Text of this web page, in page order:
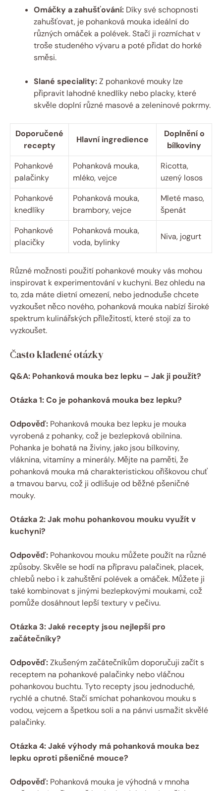
Omáčky a zahušťování: Díky své schopnosti
zahušťovat, je pohanková mouka ideální⁤ do⁤
různých omáček a polévek. Stačí‍ ji rozmíchat v
troše ⁤studeného vývaru a poté přidat do horké
směsi.
Slané ‍speciality:Z pohankové ‌mouky lze
připravit⁢ lahodné knedlíky nebo⁤ placky, které
skvěle doplní různé masové ⁤a‌ zeleninové pokrmy.
Doporučené
recepty
Hlavní ingredience
Doplnění o
bílkoviny
Pohankové
palačinky
Pohanková mouka,
mléko, vejce
Ricotta,
uzený losos
Pohankové
⁢knedlíky
Pohanková mouka,
brambory, vejce
Mleté maso,
špenát
Pohankové‌
placičky
Pohanková mouka,
voda, bylinky
Niva, jogurt
Různé možnosti použití pohankové mouky vás mohou
inspirovat k experimentování v kuchyni. Bez ⁤ohledu na
to, zda máte dietní‍ omezení, nebo jednoduše chcete
vyzkoušet něco nového, pohanková mouka nabízí široké
spektrum ⁢kulinářských příležitostí,‍ které stojí za to
vyzkoušet.
Často⁢ kladené otázky
Q&A: ‌Pohanková mouka ​bez lepku – Jak ji použít?
Otázka 1: Co ⁣je pohanková mouka​ bez lepku?
Odpověď: Pohanková mouka bez lepku je mouka
vyrobená z pohanky, což je bezlepková obilnina.
Pohanka je bohatá na živiny,⁣ jako jsou bílkoviny,
vláknina, vitamíny a minerály.‌ Mějte na paměti, že⁤
pohanková mouka má charakteristickou oříškovou chuť
a tmavou barvu, což ⁢ji odlišuje od ‍běžné pšeničné
mouky.
Otázka 2: Jak ⁣mohu pohankovou mouku využít v
kuchyni?
Odpověď: Pohankovou mouku‍ můžete použít na různé
způsoby. ⁤Skvěle se‌ hodí na přípravu palačinek, placek,⁣
chlebů nebo i k ‍zahuštění polévek a omáček. Můžete ji
také kombinovat s ⁤jinými bezlepkovými moukami, což
pomůže dosáhnout‌ lepší textury v pečivu.
Otázka 3: Jaké recepty jsou nejlepší ‍pro
začátečníky?
Odpověď:Zkušeným začátečníkům doporučuji začít s
receptem ⁣na pohankové palačinky nebo vláčnou
pohankovou buchtu. Tyto recepty jsou​ jednoduché,
rychlé⁤ a⁤ chutné. Stačí‌ smíchat pohankovou mouku s
vodou, vejcem a špetkou soli a na pánvi usmažit skvělé
palačinky.
Otázka 4: Jaké výhody má ⁤pohanková mouka bez
lepku oproti pšeničné mouce?
Odpověď: Pohanková mouka je výhodná v mnoha